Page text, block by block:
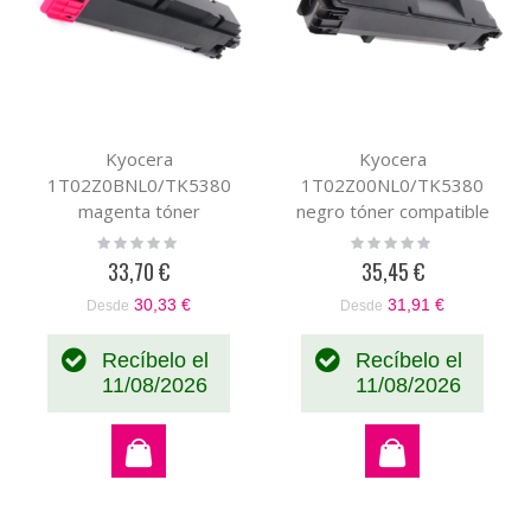
Kyocera
1T02Z0BNL0/TK5380
magenta tóner
compatible
Rating:
33,70 €
Desde 30,33 €
Recíbelo el
11/08/2026
Kyocera
1T02Z00NL0/TK5380
negro tóner compatible
Rating:
35,45 €
Desde 31,91 €
Recíbelo el
11/08/2026